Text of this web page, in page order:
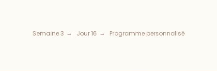
Semaine 3 → Jour 16 → Programme personnalisé